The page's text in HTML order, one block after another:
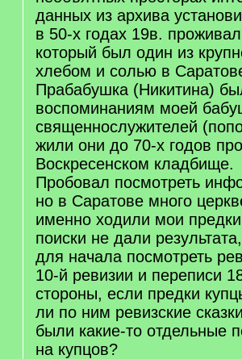
данных из архива
в 50-х годах 19в.
который был один из
хлебом и солью в
Прабабушка (Никитина)
воспоминаниям моей
священнослужителей
жили они до 70-х годов
Воскресенском кладбище.
Пробовал посмотреть
но в Саратове много
именно ходили мои
поиски не дали
для начала посмотреть
10-й ревизии и переписи
стороны, если предки
ли по ним ревизские
были какие-то отдельные
на купцов?